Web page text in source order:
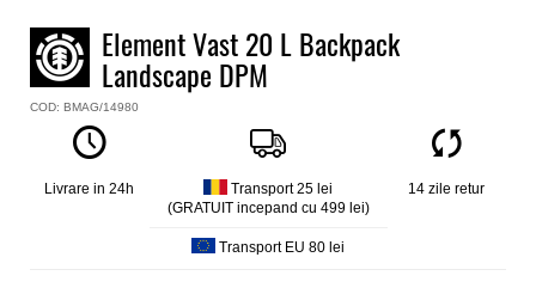
Rucsac Element
Model
Vast 20 L
Culoare
Material
100% poliester 600 D
Element Vast 20 L Backpack
Landscape DPM
COD: BMAG/14980
Livrare in 24h
Transport 25 lei
(GRATUIT incepand cu 499 lei)
Transport EU 80 lei
14 zile retur